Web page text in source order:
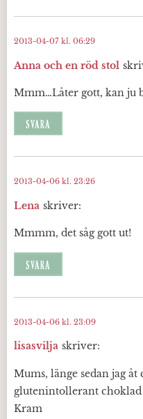
Anna och en röd stol
2013-04-07 kl. 06:29
Mmm…Låter gott, kan ju
SVARA
Lena skriver:
2013-04-06 kl. 23:26
Mmmm, det såg gott ut!
SVARA
lisasvilja skriver:
2013-04-06 kl. 23:09
Mums, länge sedan jag
glutenintollerant choklad
Kram